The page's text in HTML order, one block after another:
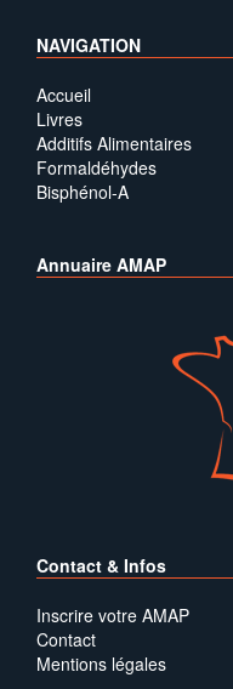
NAVIGATION
Accueil
Livres
Additifs Alimentaires
Formaldéhydes
Bisphénol-A
Annuaire AMAP
Contact & Infos
Inscrire votre AMAP
Contact
Mentions légales